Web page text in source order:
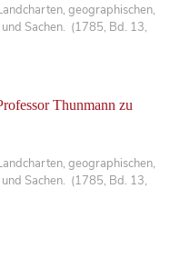
geographischen,
Sachen. (1785, Bd. 13,
Thunmann zu
geographischen,
Sachen. (1785, Bd. 13,